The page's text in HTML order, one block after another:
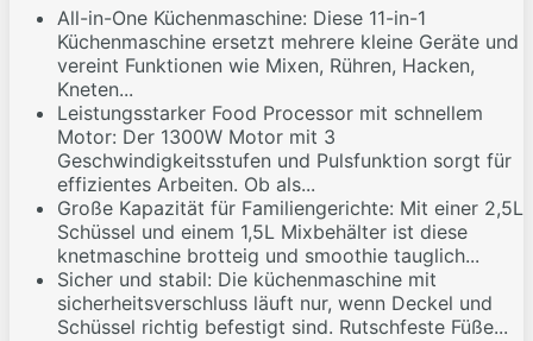
All-in-One Küchenmaschine: Diese 11-in-1
Küchenmaschine ersetzt mehrere kleine Geräte und
vereint Funktionen wie Mixen, Rühren, Hacken,
Kneten...
Leistungsstarker Food Processor mit schnellem
Motor: Der 1300W Motor mit 3
Geschwindigkeitsstufen und Pulsfunktion sorgt für
effizientes Arbeiten. Ob als...
Große Kapazität für Familiengerichte: Mit einer 2,5L
Schüssel und einem 1,5L Mixbehälter ist diese
knetmaschine brotteig und smoothie tauglich...
Sicher und stabil: Die küchenmaschine mit
sicherheitsverschluss läuft nur, wenn Deckel und
Schüssel richtig befestigt sind. Rutschfeste Füße...